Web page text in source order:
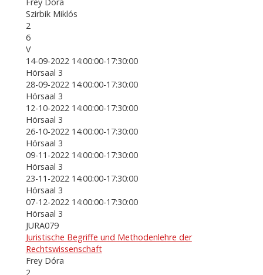
Frey Dóra
Szirbik Miklós
2
6
V
14-09-2022 14:00:00-17:30:00
Hörsaal 3
28-09-2022 14:00:00-17:30:00
Hörsaal 3
12-10-2022 14:00:00-17:30:00
Hörsaal 3
26-10-2022 14:00:00-17:30:00
Hörsaal 3
09-11-2022 14:00:00-17:30:00
Hörsaal 3
23-11-2022 14:00:00-17:30:00
Hörsaal 3
07-12-2022 14:00:00-17:30:00
Hörsaal 3
JURA079
Juristische Begriffe und Methodenlehre der
Rechtswissenschaft
Frey Dóra
2